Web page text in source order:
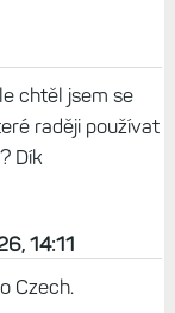
chtěl jsem se
raději používat
Dík
14:11
Czech.